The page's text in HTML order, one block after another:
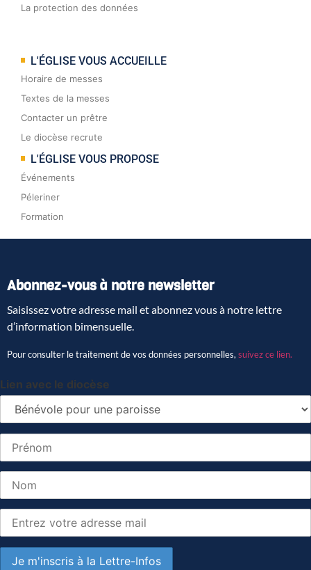
La protection des données
L'ÉGLISE VOUS ACCUEILLE
Horaire de messes
Textes de la messes
Contacter un prêtre
Le diocèse recrute
L'ÉGLISE VOUS PROPOSE
Événements
Péleriner
Formation
Abonnez-vous à notre newsletter
Saisissez votre adresse mail et abonnez vous à notre lettre
d’information bimensuelle.
Pour consulter le traitement de vos données personnelles, suivez ce lien.
Lien avec le diocèse